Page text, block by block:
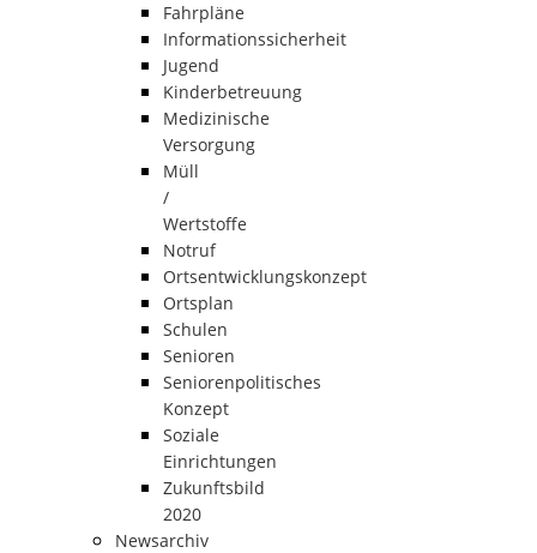
Fahrpläne
Informationssicherheit
Jugend
Kinderbetreuung
Medizinische
Versorgung
Müll
/
Wertstoffe
Notruf
Ortsentwicklungskonzept
Ortsplan
Schulen
Senioren
Seniorenpolitisches
Konzept
Soziale
Einrichtungen
Zukunftsbild
2020
Newsarchiv